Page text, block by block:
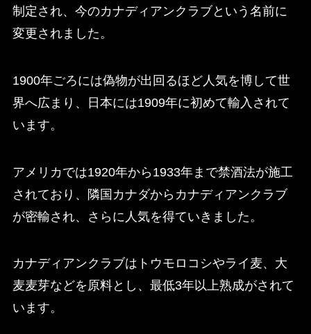
制定され、今のカナディアンクラブという名前に
変更されました。
1900年ごろには偽物が出回るほど人気を博して世
界へ広まり、日本には1909年に初めて輸入されて
います。
アメリカでは1920年から1933年まで禁酒法が施工
されており、隣国カナダからカナディアンクラブ
が密輸され、さらに人気を得ていきました。
カナディアンクラブはトウモロコシやライ麦、大
麦麦芽などを原料とし、最低3年以上熟成がされて
います。